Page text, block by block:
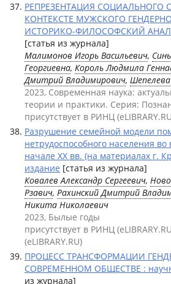
РЕПРЕЗЕНТАЦИЯ СОЦИАЛЬНОГО
КОНТЕКСТЕ МУЖСКОГО
ИСТОРИКО-ФИЛОСОФСКИЙ
[статья из журнала]
Малимонов Игорь Васильевич,
Георгиевна, Король Людмила
Дмитрий Владимирович,
2023, Современная наука:
теории и практики. Серия:
присутствует в РИНЦ
Разрушение семейной модели
нетрудоспособного населения
начале XX вв. (на материалах г.
издание [статья из журнала]
Ковалев Александр Сергеевич,
Рзавич, Рахинский Дмитрий
Никита Николаевич
2023, Былые годы
присутствует в РИНЦ
(eLIBRARY.RU)
ПРОЦЕСС ТРАНСФОРМАЦИИ
СОВРЕМЕННОМ ОБЩЕСТВЕ :
из журнала]